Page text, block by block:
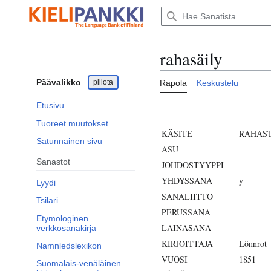
sisältöön
Päävalikko piilota
Etusivu
Tuoreet muutokset
Satunnainen sivu
Sanastot
Lyydi
Tsilari
Etymologinen
verkkosanakirja
Namnledslexikon
Suomalais-venäläinen
rahasäily
Rapola Keskustelu
KÄSITE
ASU
JOHDOSTYYPPI
YHDYSSANA
y
SANALIITTO
PERUSSANA
LAINASANA
KIRJOITTAJA
Lönnrot
VUOSI
1851